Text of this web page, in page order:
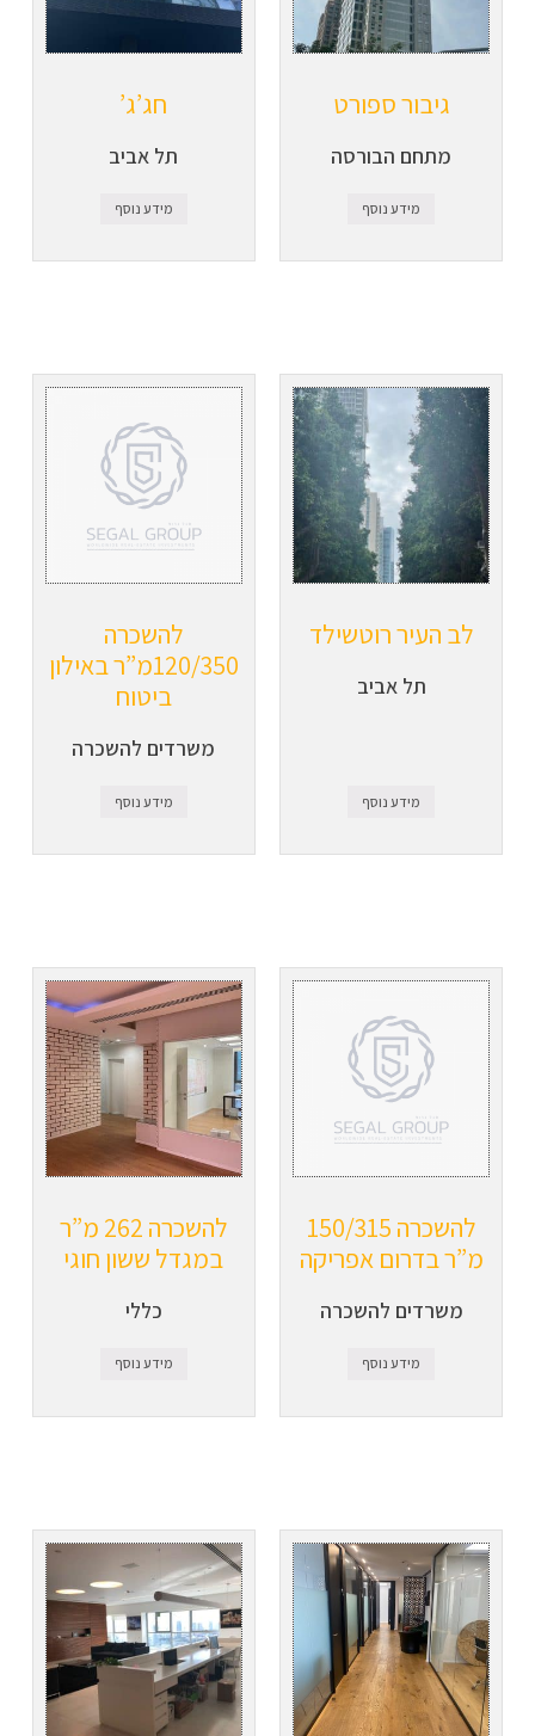
גיבור ספורט
מתחם הבורסה
מידע נוסף
חג’ג’
תל אביב
מידע נוסף
לב העיר רוטשילד
תל אביב
מידע נוסף
להשכרה
120/350מ”ר באילון
ביטוח
משרדים להשכרה
מידע נוסף
להשכרה 150/315
מ”ר בדרום אפריקה
משרדים להשכרה
מידע נוסף
להשכרה 262 מ”ר
במגדל ששון חוגי
כללי
מידע נוסף